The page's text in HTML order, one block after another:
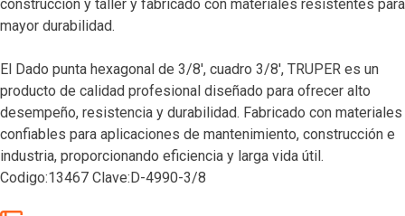
construcción y taller y fabricado con materiales resistentes para
mayor durabilidad.
El Dado punta hexagonal de 3/8′, cuadro 3/8′, TRUPER es un
producto de calidad profesional diseñado para ofrecer alto
desempeño, resistencia y durabilidad. Fabricado con materiales
confiables para aplicaciones de mantenimiento, construcción e
industria, proporcionando eficiencia y larga vida útil.
Codigo:13467 Clave:D-4990-3/8